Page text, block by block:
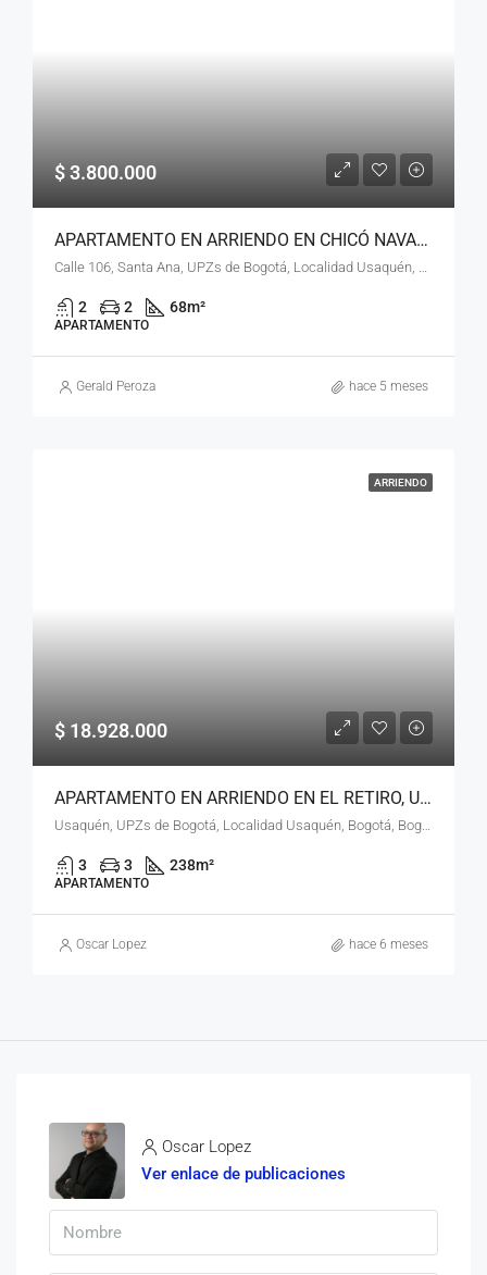
$ 3.800.000
APARTAMENTO EN ARRIENDO EN CHICÓ NAVARRA, USAQUÉN, BOGOTÁ, D.C. – (967)
Calle 106, Santa Ana, UPZs de Bogotá, Localidad Usaquén, Bogotá, Bogotá, Distrito Capital, RAP (Especial) Central, 110111, Colombia
2 2 68m²
APARTAMENTO
Gerald Peroza hace 5 meses
ARRIENDO
$ 18.928.000
APARTAMENTO EN ARRIENDO EN EL RETIRO, USAQUÉN, BOGOTÁ, D.C. – (970)
Usaquén, UPZs de Bogotá, Localidad Usaquén, Bogotá, Bogotá, Distrito Capital, RAP (Especial) Central, 110111, Colombia
3 3 238m²
APARTAMENTO
Oscar Lopez hace 6 meses
Oscar Lopez
Ver enlace de publicaciones